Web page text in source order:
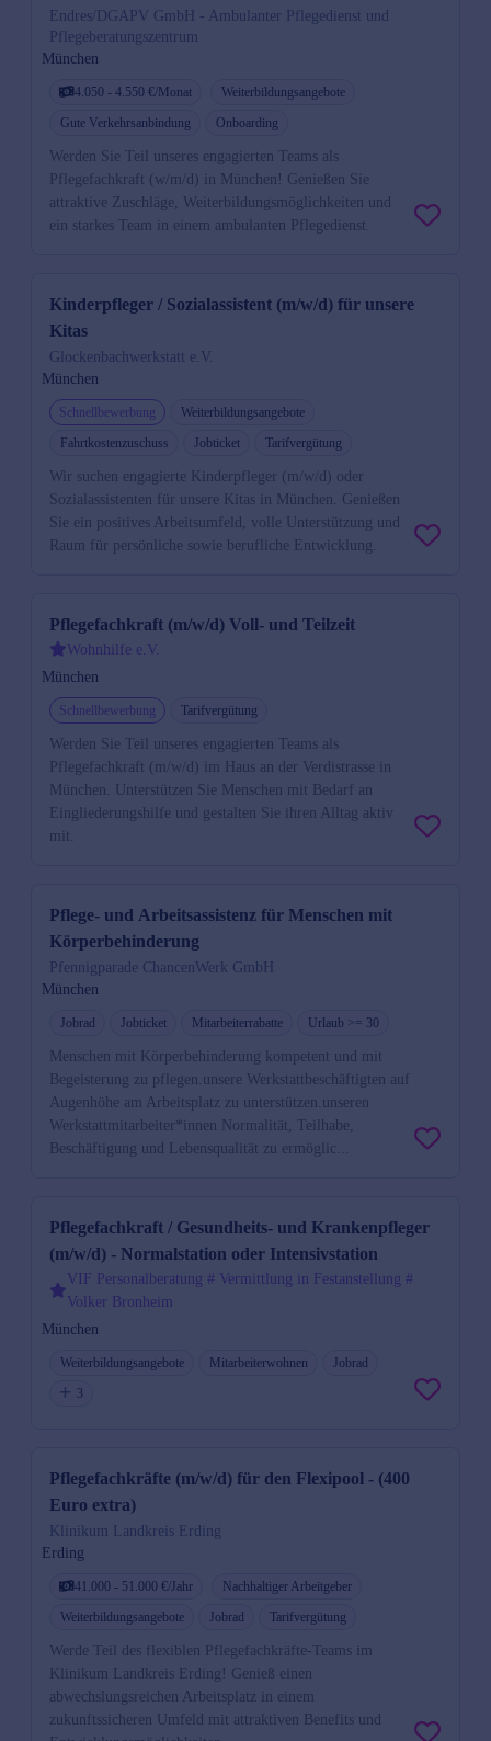
Endres/DGAPV GmbH - Ambulanter Pflegedienst und
Pflegeberatungszentrum
München
4.050 - 4.550 €/Monat
Weiterbildungsangebote
Gute Verkehrsanbindung
Onboarding
Werden Sie Teil unseres engagierten Teams als
Pflegefachkraft (w/m/d) in München! Genießen Sie
attraktive Zuschläge, Weiterbildungsmöglichkeiten und
ein starkes Team in einem ambulanten Pflegedienst.
Kinderpfleger / Sozialassistent (m/w/d) für unsere
Kitas
Glockenbachwerkstatt e.V.
München
Schnellbewerbung
Weiterbildungsangebote
Fahrtkostenzuschuss
Jobticket Tarifvergütung
Wir suchen engagierte Kinderpfleger (m/w/d) oder
Sozialassistenten für unsere Kitas in München. Genießen
Sie ein positives Arbeitsumfeld, volle Unterstützung und
Raum für persönliche sowie berufliche Entwicklung.
Pflegefachkraft (m/w/d) Voll- und Teilzeit
Wohnhilfe e.V.
München
Schnellbewerbung Tarifvergütung
Werden Sie Teil unseres engagierten Teams als
Pflegefachkraft (m/w/d) im Haus an der Verdistrasse in
München. Unterstützen Sie Menschen mit Bedarf an
Eingliederungshilfe und gestalten Sie ihren Alltag aktiv
mit.
Pflege- und Arbeitsassistenz für Menschen mit
Körperbehinderung
Pfennigparade ChancenWerk GmbH
München
Jobrad Jobticket Mitarbeiterrabatte Urlaub >= 30
Menschen mit Körperbehinderung kompetent und mit
Begeisterung zu pflegen.unsere Werkstattbeschäftigten auf
Augenhöhe am Arbeitsplatz zu unterstützen.unseren
Werkstattmitarbeiter*innen Normalität, Teilhabe,
Beschäftigung und Lebensqualität zu ermöglic...
Pflegefachkraft / Gesundheits- und Krankenpfleger
(m/w/d) - Normalstation oder Intensivstation
VIF Personalberatung # Vermittlung in Festanstellung #
Volker Bronheim
München
Weiterbildungsangebote Mitarbeiterwohnen
Jobrad
3
Pflegefachkräfte (m/w/d) für den Flexipool - (400
Euro extra)
Klinikum Landkreis Erding
Erding
41.000 - 51.000 €/Jahr
Nachhaltiger Arbeitgeber
Weiterbildungsangebote
Jobrad Tarifvergütung
Werde Teil des flexiblen Pflegefachkräfte-Teams im
Klinikum Landkreis Erding! Genieß einen
abwechslungsreichen Arbeitsplatz in einem
zukunftssicheren Umfeld mit attraktiven Benefits und